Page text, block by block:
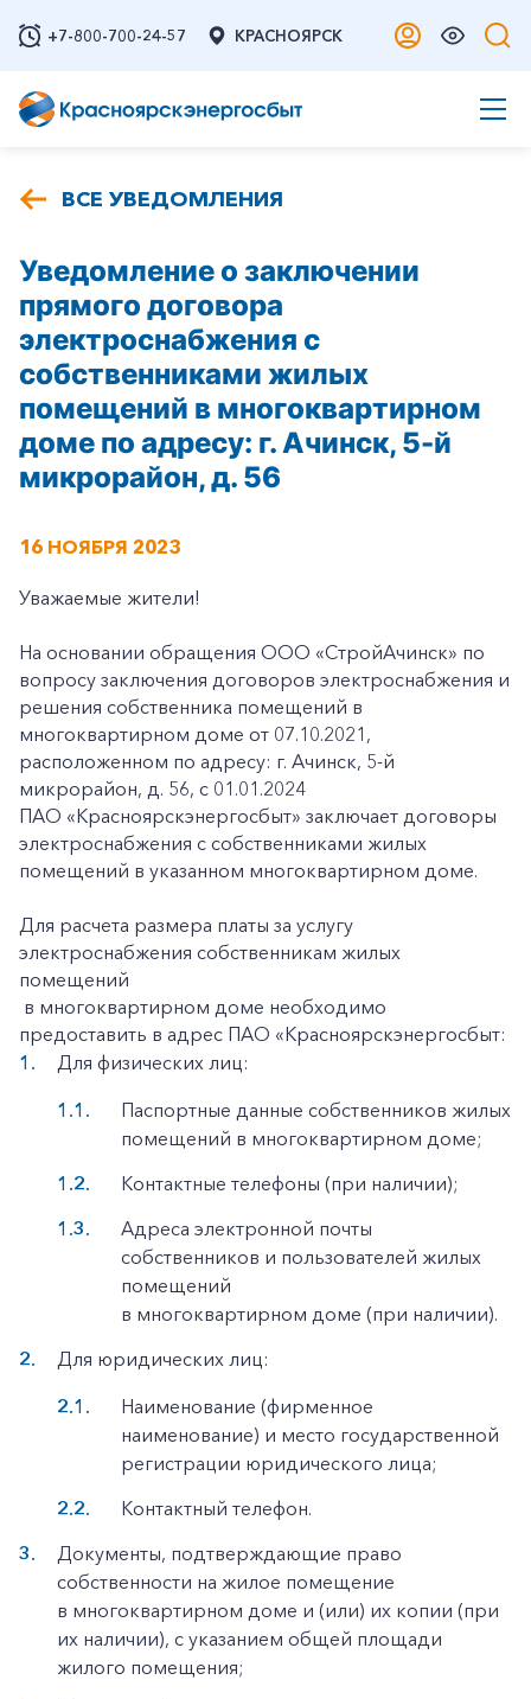
+7-800-700-24-57 КРАСНОЯРСК
ВСЕ УВЕДОМЛЕНИЯ
Уведомление о заключении
прямого договора
электроснабжения с
собственниками жилых
помещений в многоквартирном
доме по адресу: г. Ачинск, 5-й
микрорайон, д. 56
16 НОЯБРЯ 2023
Уважаемые жители!
На основании обращения ООО «СтройАчинск» по
вопросу заключения договоров электроснабжения и
решения собственника помещений в
многоквартирном доме от 07.10.2021,
расположенном по адресу: г. Ачинск, 5-й
микрорайон, д. 56, с 01.01.2024
ПАО «Красноярскэнергосбыт» заключает договоры
электроснабжения с собственниками жилых
помещений в указанном многоквартирном доме.
Для расчета размера платы за услугу
электроснабжения собственникам жилых
помещений
в многоквартирном доме необходимо
предоставить в адрес ПАО «Красноярскэнергосбыт:
Для физических лиц:
Паспортные данные собственников жилых
помещений в многоквартирном доме;
Контактные телефоны (при наличии);
Адреса электронной почты
собственников и пользователей жилых
помещений
в многоквартирном доме (при наличии).
Для юридических лиц:
Наименование (фирменное
наименование) и место государственной
регистрации юридического лица;
Контактный телефон.
Документы, подтверждающие право
собственности на жилое помещение
в многоквартирном доме и (или) их копии (при
их наличии), с указанием общей площади
жилого помещения;